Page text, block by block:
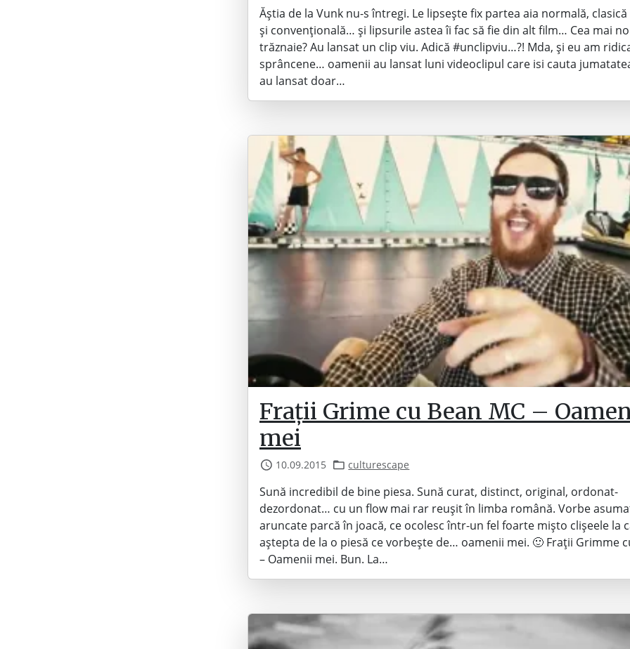
Ăștia de la Vunk nu-s întregi. Le lipsește fix partea aia normală, clasică
și convențională… și lipsurile astea îi fac să fie din alt film… Cea mai
trăznaie? Au lansat un clip viu. Adică #unclipviu…?! Mda, și eu am
sprâncene… oamenii au lansat luni videoclipul care isi cauta
au lansat doar…
Frații Grime cu Bean MC –
mei
10.09.2015 culturescape
Sună incredibil de bine piesa. Sună curat, distinct, original, ordonat-
dezordonat… cu un flow mai rar reușit în limba română. Vorbe
aruncate parcă în joacă, ce ocolesc într-un fel foarte mișto clișeele la
aștepta de la o piesă ce vorbește de… oamenii mei. 🙂 Frații Grimme
– Oamenii mei. Bun. La…